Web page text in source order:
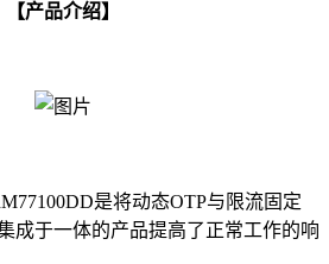
【产品介绍】
是将动态OTP与限流固定
成于一体的产品提高了正常工作的响